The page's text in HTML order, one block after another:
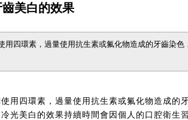
齒美白的效果
四環素，過量使用抗生素或氟化物造成的牙齒染色
用四環素，過量使用抗生素或氟化物造成的
光美白的效果持續時間會因個人的口腔衛生